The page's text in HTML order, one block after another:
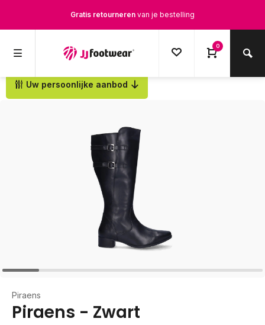
Gratis retourneren van je bestelling
0
Uw persoonlijke aanbod
Terug
Piraens
Piraens - Zwart